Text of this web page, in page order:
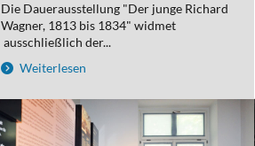
Die Dauerausstellung "Der junge Richard
Wagner, 1813 bis 1834" widmet
ausschließlich der...
Weiterlesen